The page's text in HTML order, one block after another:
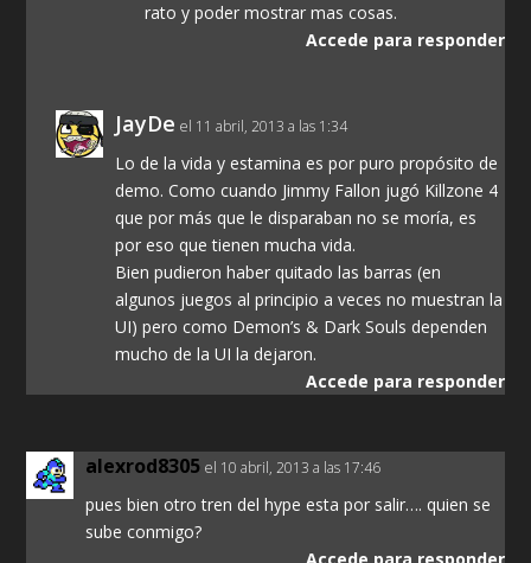
rato y poder mostrar mas cosas.
Accede para responder
JayDe el 11 abril, 2013 a las 1:34
Lo de la vida y estamina es por puro propósito de
demo. Como cuando Jimmy Fallon jugó Killzone 4
que por más que le disparaban no se moría, es
por eso que tienen mucha vida.
Bien pudieron haber quitado las barras (en
algunos juegos al principio a veces no muestran la
UI) pero como Demon’s & Dark Souls dependen
mucho de la UI la dejaron.
Accede para responder
alexrod8305 el 10 abril, 2013 a las 17:46
pues bien otro tren del hype esta por salir…. quien se
sube conmigo?
Accede para responder